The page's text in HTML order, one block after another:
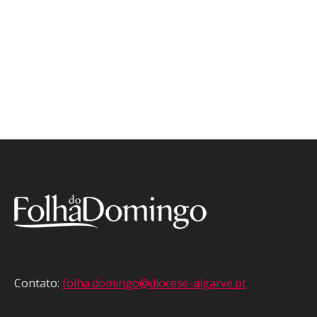
Contato: folha.domingo@diocese-algarve.pt